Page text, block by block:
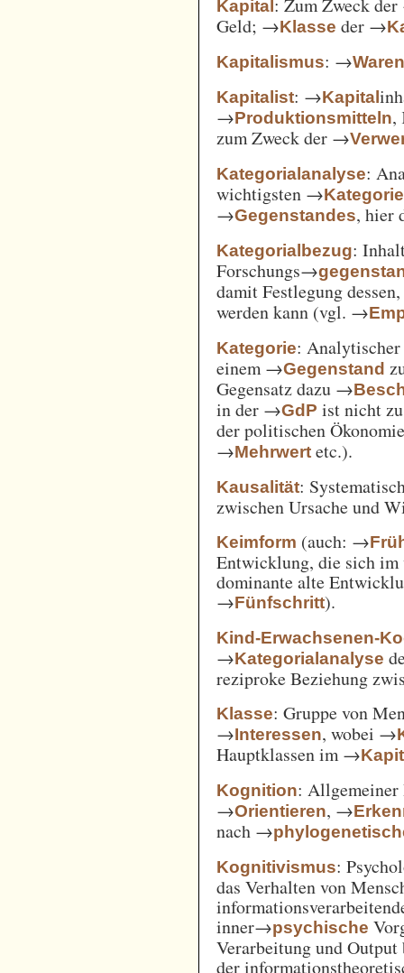
Kapital
Geld; →Klasse der →
Kapitalismus: →
Kapitalist: →Kapital
→Produktionsmitteln,
zum Zweck der →
Kategorialanalyse:
wichtigsten →
→Gegenstandes, hier
Kategorialbezug:
Forschungs→
damit Festlegung
werden kann (vgl. →
Kategorie:
einem →Gegenstand
Gegensatz dazu →
in der →GdP ist nicht
der politischen
→Mehrwert etc.).
Kausalität:
zwischen Ursache und
Keimform (auch: →
Entwicklung, die sich im
dominante alte
→Fünfschritt).
Kind-Erwachsenen-
→Kategorialanalyse
reziproke Beziehung
Klasse: Gruppe von
→Interessen, wobei →
Hauptklassen im →
Kognition: Allgemeiner
→Orientieren, →
nach →
Kognitivismus:
das Verhalten von
inner→psychische
Verarbeitung und
der